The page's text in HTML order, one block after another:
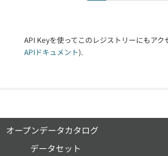
API Keyを使ってこのレジストリーにもアク
APIドキュメント).
オープンデータカタログ
データセット